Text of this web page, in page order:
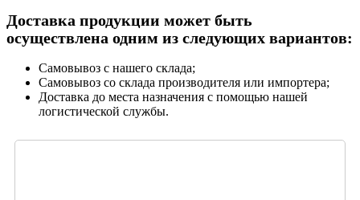
Доставка продукции может быть
осуществлена одним из следующих вариантов:
Самовывоз с нашего склада;
Самовывоз со склада производителя или импортера;
Доставка до места назначения с помощью нашей
логистической службы.